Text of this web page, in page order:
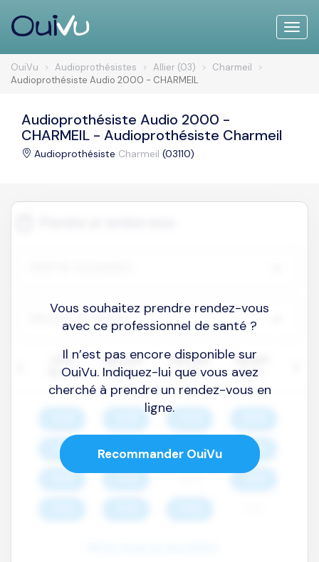
Toggle
OuiVu Audioprothésistes Allier (03)
Charmeil
Audioprothésiste Audio 2000 - CHARMEIL
Audioprothésiste Audio 2000 -
CHARMEIL - Audioprothésiste Charmeil
Audioprothésiste Charmeil (03110)
Vous souhaitez prendre rendez-vous
avec ce professionnel de santé ?
Il n’est pas encore disponible sur
OuiVu. Indiquez-lui que vous avez
cherché à prendre un rendez-vous en
ligne.
Recommander OuiVu